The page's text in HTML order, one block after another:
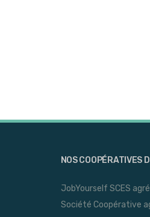
NOS COOPÉRATIVES
JobYourself SCES
Société Coopérative